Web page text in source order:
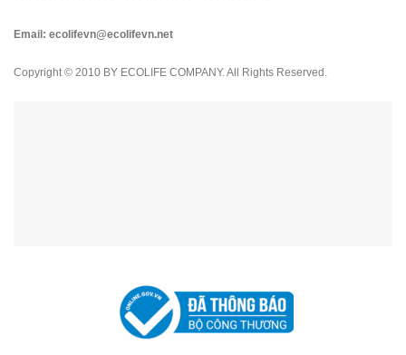
Email: ecolifevn@ecolifevn.net
Copyright © 2010 BY ECOLIFE COMPANY. All Rights Reserved.